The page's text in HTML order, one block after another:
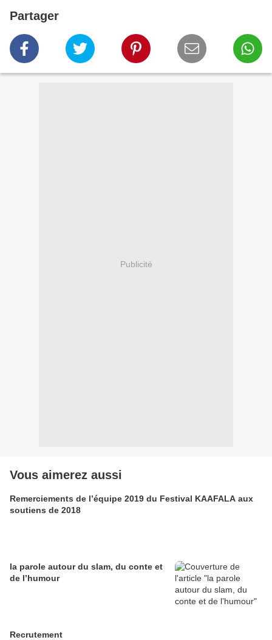
Partager
Publicité
Vous aimerez aussi
Remerciements de l’équipe 2019 du Festival KAAFALA aux
soutiens de 2018
la parole autour du slam, du conte et
de l’humour
Recrutement